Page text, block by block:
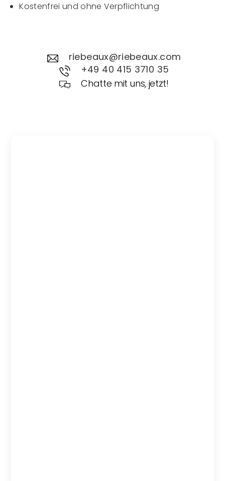
Kostenfrei und ohne Verpflichtung
riebeaux@riebeaux.com
+49 40 415 3710 35
Chatte mit uns, jetzt!